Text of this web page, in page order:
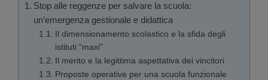
Stop alle reggenze per salvare la scuola:
un’emergenza gestionale e didattica
Il dimensionamento scolastico e la sfida degli
istituti “maxi”
Il merito e la legittima aspettativa dei vincitori
Proposte operative per una scuola funzionale